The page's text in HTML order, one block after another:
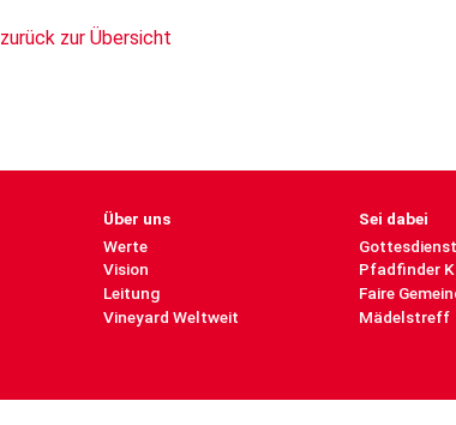
zurück zur Übersicht
Über uns
Werte
Vision
Leitung
Vineyard Weltweit
Sei dabei
Pfadfinder
Faire
Mädelstreff